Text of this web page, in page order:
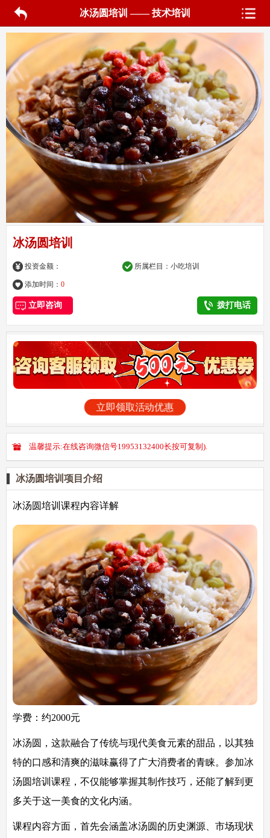
冰汤圆培训 —— 技术培训
冰汤圆培训
投资金额： 所属栏目：小吃培训
添加时间： 0
立即咨询 拨打电话
立即领取活动优惠
温馨提示:在线咨询微信号19953132400长按可复制).
冰汤圆培训项目介绍
冰汤圆培训课程内容详解
学费：约2000元
冰汤圆，这款融合了传统与现代美食元素的甜品，以其独
特的口感和清爽的滋味赢得了广大消费者的青睐。参加冰
汤圆培训课程，不仅能够掌握其制作技巧，还能了解到更
多关于这一美食的文化内涵。
课程内容方面，首先会涵盖冰汤圆的历史渊源、市场现状